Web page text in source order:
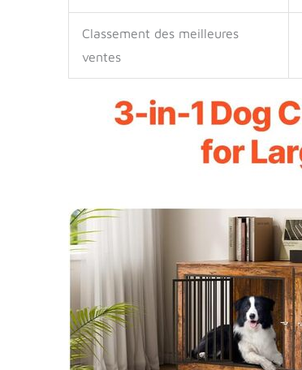
Classement des meilleures
ventes